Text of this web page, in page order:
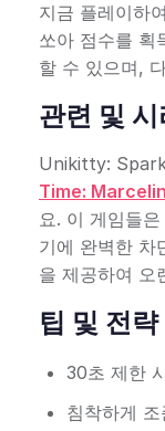
지금 플레이하
쏘아 점수를 획
할 수 있으며,
관련 및
Unikitty:
Time:
요. 이 게임들
기에 완벽한 차
을 제공하여 오
팁 및 전략
30초 제한
침착하게